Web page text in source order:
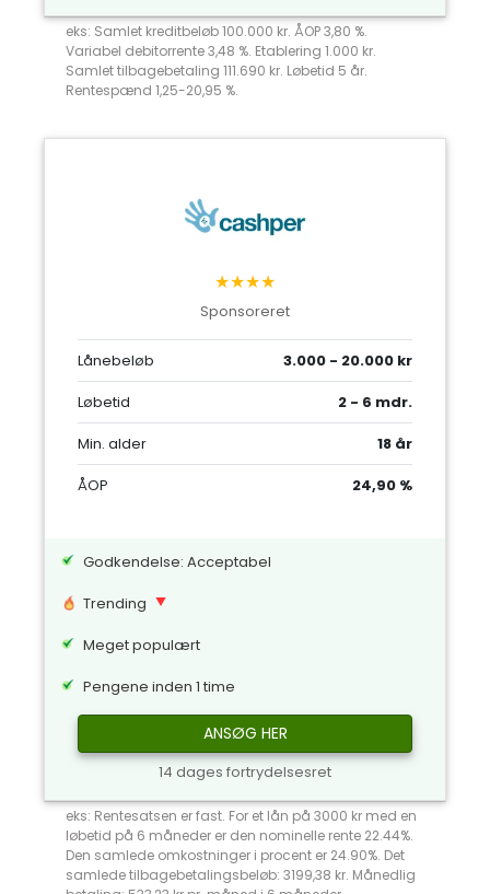
eks: Samlet kreditbeløb 100.000 kr. ÅOP 3,80 %.
Variabel debitorrente 3,48 %. Etablering 1.000 kr.
Samlet tilbagebetaling 111.690 kr. Løbetid 5 år.
Rentespænd 1,25-20,95 %.
★★★★
Sponsoreret
Lånebeløb
3.000 - 20.000 kr
Løbetid
2 - 6 mdr.
Min. alder
18 år
ÅOP
24,90 %
Godkendelse: Acceptabel
Trending
Meget populært
Pengene inden 1 time
ANSØG HER
14 dages fortrydelsesret
eks: Rentesatsen er fast. For et lån på 3000 kr med en
løbetid på 6 måneder er den nominelle rente 22.44%.
Den samlede omkostninger i procent er 24.90%. Det
samlede tilbagebetalingsbeløb: 3199,38 kr. Månedlig